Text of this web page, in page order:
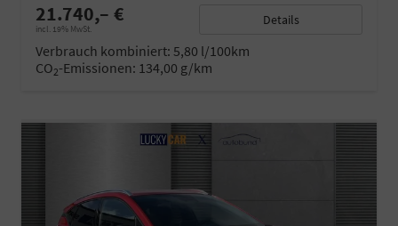
21.740,– €
incl. 19% MwSt.
Details
Verbrauch kombiniert: 5,80 l/100km
CO2-Emissionen: 134,00 g/km